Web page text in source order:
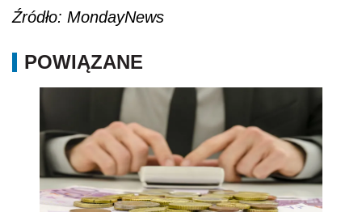
Źródło: MondayNews
POWIĄZANE